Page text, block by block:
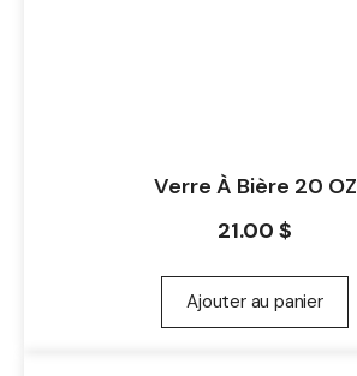
Verre À Bière 20 OZ
21.00 $
Ajouter au panier